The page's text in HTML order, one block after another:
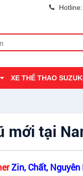
XE THỂ THAO
mới tại
Zin, Chất, Nguyên